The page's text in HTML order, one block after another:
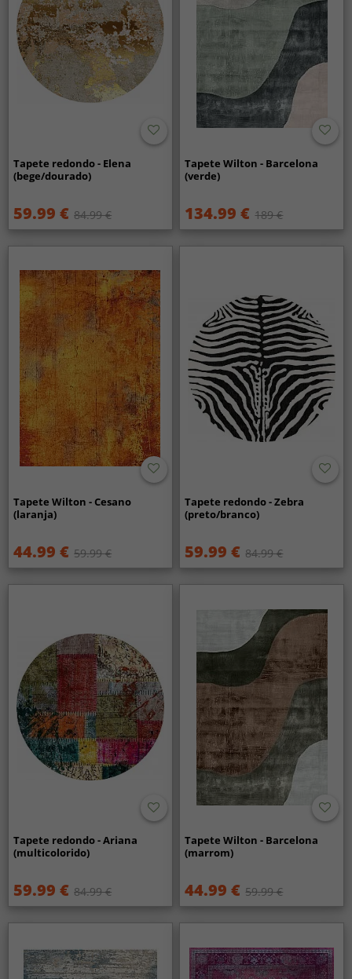
Tapete redondo - Elena
(bege/dourado)
59.99 € 84.99 €
Tapete Wilton - Barcelona
(verde)
134.99 € 189 €
Tapete Wilton - Cesano
(laranja)
44.99 € 59.99 €
Tapete redondo - Zebra
(preto/branco)
59.99 € 84.99 €
Tapete redondo - Ariana
(multicolorido)
59.99 € 84.99 €
Tapete Wilton - Barcelona
(marrom)
44.99 € 59.99 €